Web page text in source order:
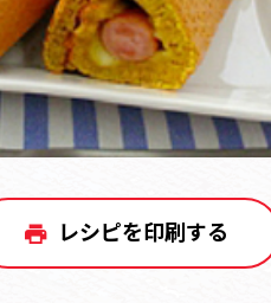
レシピを印刷する